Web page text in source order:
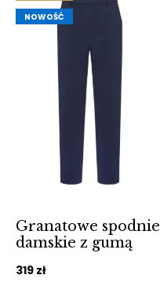
NOWOŚĆ
Granatowe spodnie
damskie z gumą
319 zł